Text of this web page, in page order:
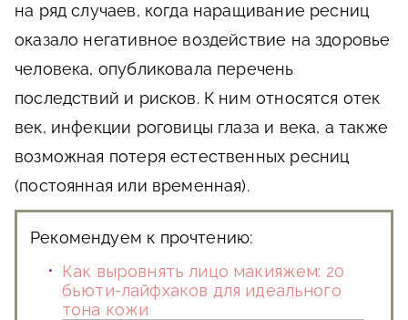
на ряд случаев, когда наращивание ресниц
оказало негативное воздействие на здоровье
человека, опубликовала перечень
последствий и рисков. К ним относятся отек
век, инфекции роговицы глаза и века, а также
возможная потеря естественных ресниц
(постоянная или временная).
Рекомендуем к прочтению:
Как выровнять лицо макияжем: 20
бьюти-лайфхаков для идеального
тона кожи